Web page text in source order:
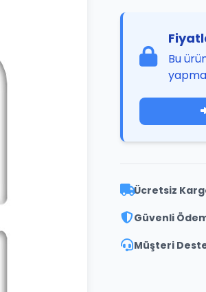
Bu
Ücretsiz
Güvenli
Müşteri